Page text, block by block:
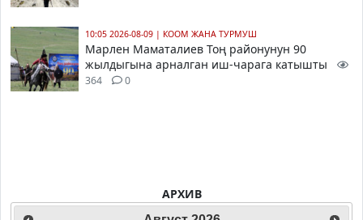
10:05 2026-08-09 | КООМ ЖАНА ТУРМУШ
Марлен Маматалиев Тоң районунун 90
жылдыгына арналган иш-чарага катышты
364 0
АРХИВ